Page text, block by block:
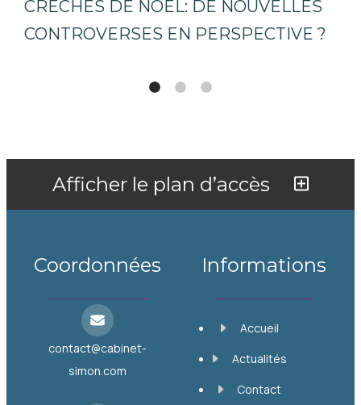
CRECHES DE NOËL: DE NOUVELLES
CONTROVERSES EN PERSPECTIVE ?
Afficher le plan d’accès
Coordonnées
contact@cabinet-
simon.com
Informations
Accueil
Actualités
Contact